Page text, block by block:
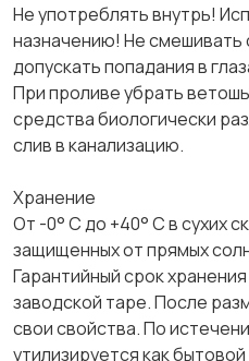
Не употреблять внутрь!
назначению! Не смешивать
допускать попадания в
При проливе убрать
средства биологически
слив в канализацию.
Хранение
От -0° С до +40° С в сухих
защищенных от прямых
Гарантийный срок
заводской таре. После
свои свойства. По
утилизируется как